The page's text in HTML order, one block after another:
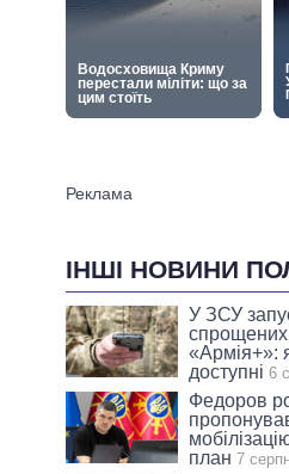
ІНШІ НОВИНИ
У ЗСУ
«Армія+»:
доступні 6
Федоров
план 7